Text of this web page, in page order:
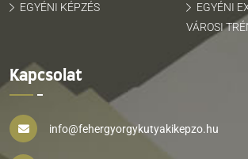
EGYÉNI KÉPZÉS
EGYÉNI
VÁROSI
Kapcsolat
info@fehergyorgykutyakikepzo.hu